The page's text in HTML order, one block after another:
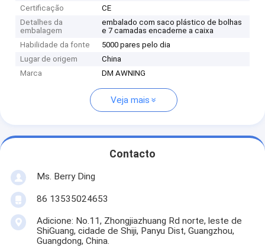
Certificação
CE
Detalhes da
embalagem
embalado com saco plástico de bolhas
e 7 camadas encaderne a caixa
Habilidade da fonte
5000 pares pelo dia
Lugar de origem
China
Marca
DM AWNING
Veja mais
Contacto
Ms. Berry Ding
86 13535024653
Adicione: No.11, Zhongjiazhuang Rd norte, leste de
ShiGuang, cidade de Shiji, Panyu Dist, Guangzhou,
Guangdong, China.